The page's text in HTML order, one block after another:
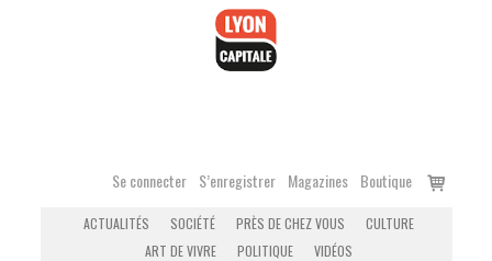
Se connecter S’enregistrer Magazines Boutique
Voir
ACTUALITÉS SOCIÉTÉ PRÈS DE CHEZ VOUS
CULTURE
ART DE VIVRE
POLITIQUE VIDÉOS